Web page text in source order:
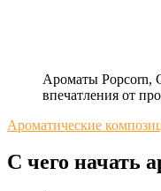
Ароматы Popcorn,
впечатления от
Ароматические
С чего начать